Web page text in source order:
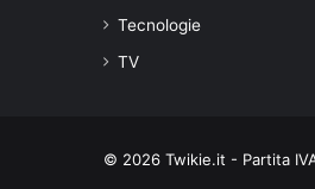
Tecnologie
TV
© 2026 Twikie.it - Partita